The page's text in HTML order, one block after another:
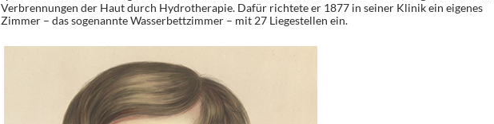
Verbrennungen der Haut durch Hydrotherapie. Dafür richtete er 1877 in seiner Klinik ein eigenes
Zimmer – das sogenannte Wasserbettzimmer – mit 27 Liegestellen ein.